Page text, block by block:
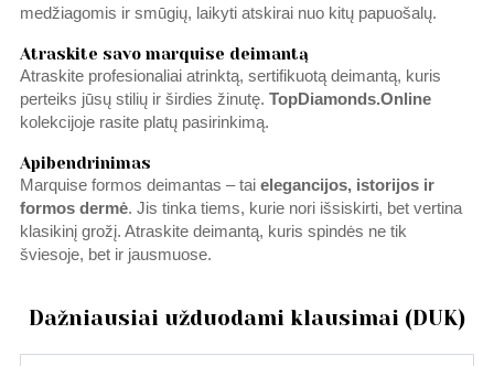
medžiagomis ir smūgių, laikyti atskirai nuo kitų papuošalų.
Atraskite savo marquise deimantą
Atraskite profesionaliai atrinktą, sertifikuotą deimantą, kuris
perteiks jūsų stilių ir širdies žinutę. TopDiamonds.Online
kolekcijoje rasite platų pasirinkimą.
Apibendrinimas
Marquise formos deimantas – tai elegancijos, istorijos ir
formos dermė. Jis tinka tiems, kurie nori išsiskirti, bet vertina
klasikinį grožį. Atraskite deimantą, kuris spindės ne tik
šviesoje, bet ir jausmuose.
Dažniausiai užduodami klausimai (DUK)